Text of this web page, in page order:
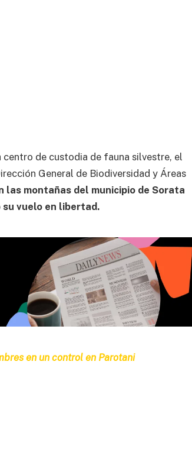
de custodia de fauna silvestre, el
General de Biodiversidad y Áreas
las montañas del municipio de Sorata
su vuelo en libertad.
en un control en Parotani